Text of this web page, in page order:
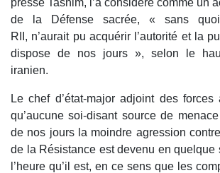
presse Tasnim, l’a considéré comme un
de la Défense sacrée, « sans
RII, n’aurait pu acquérir l’autorité et la
dispose de nos jours », selon le
iranien.
Le chef d’état-major adjoint des forces
qu’aucune soi-disant source de
de nos jours la moindre agression
de la Résistance est devenu en quelque
l’heure qu’il est, en ce sens que les